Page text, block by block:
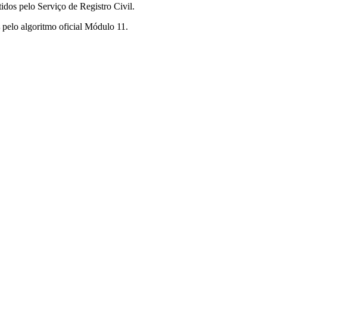
pelo Serviço de Registro Civil.
algoritmo oficial Módulo 11.